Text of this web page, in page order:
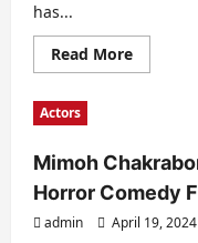
has...
Read MoreRead
more
Shyamji
Krishna
Varma
Shaped
By
Actors
Mimoh
Horror Comedy
admin April 19, 2024